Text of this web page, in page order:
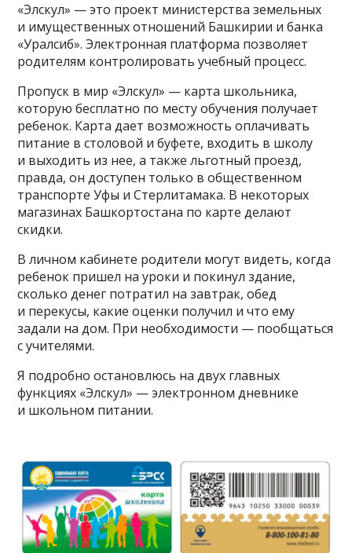
«Элскул» — это проект министерства земельных
и имущественных отношений Башкирии и банка
«Уралсиб». Электронная платформа позволяет
родителям контролировать учебный процесс.
Пропуск в мир «Элскул» — карта школьника,
которую бесплатно по месту обучения получает
ребенок. Карта дает возможность оплачивать
питание в столовой и буфете, входить в школу
и выходить из нее, а также льготный проезд,
правда, он доступен только в общественном
транспорте Уфы и Стерлитамака. В некоторых
магазинах Башкортостана по карте делают
скидки.
В личном кабинете родители могут видеть, когда
ребенок пришел на уроки и покинул здание,
сколько денег потратил на завтрак, обед
и перекусы, какие оценки получил и что ему
задали на дом. При необходимости — пообщаться
с учителями.
Я подробно остановлюсь на двух главных
функциях «Элскул» — электронном дневнике
и школьном питании.